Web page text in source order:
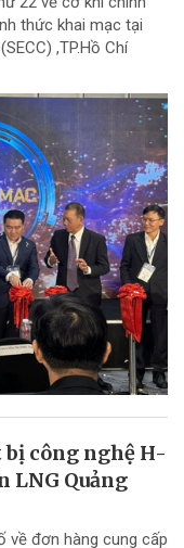
thức khai mạc tại
,TP.Hồ Chí
bị công nghệ H-
LNG Quảng
về đơn hàng cung cấp